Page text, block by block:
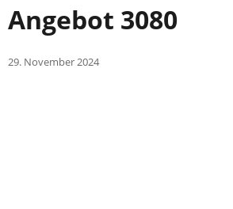
Angebot 3080
29. November 2024